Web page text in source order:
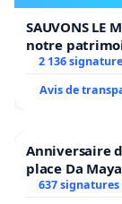
[2] La
bilinguisme
en OLCA
langue
l’OLCA
SAUVONS LE
notre
2 136
Avis de
Anniversaire
place Da
637 signatures